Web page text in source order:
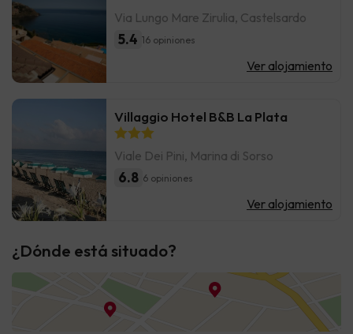
Via Lungo Mare Zirulia, Castelsardo
5.4 16 opiniones
Ver alojamiento
Villaggio Hotel B&B La Plata
Viale Dei Pini, Marina di Sorso
6.8 6 opiniones
Ver alojamiento
¿Dónde está situado?